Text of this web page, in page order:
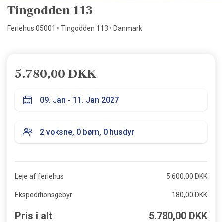
Tingodden 113
Feriehus 05001 • Tingodden 113 • Danmark
5.780,00 DKK
Leje af feriehus 5.600,00 DKK
Ekspeditionsgebyr 180,00 DKK
Pris i alt 5.780,00 DKK